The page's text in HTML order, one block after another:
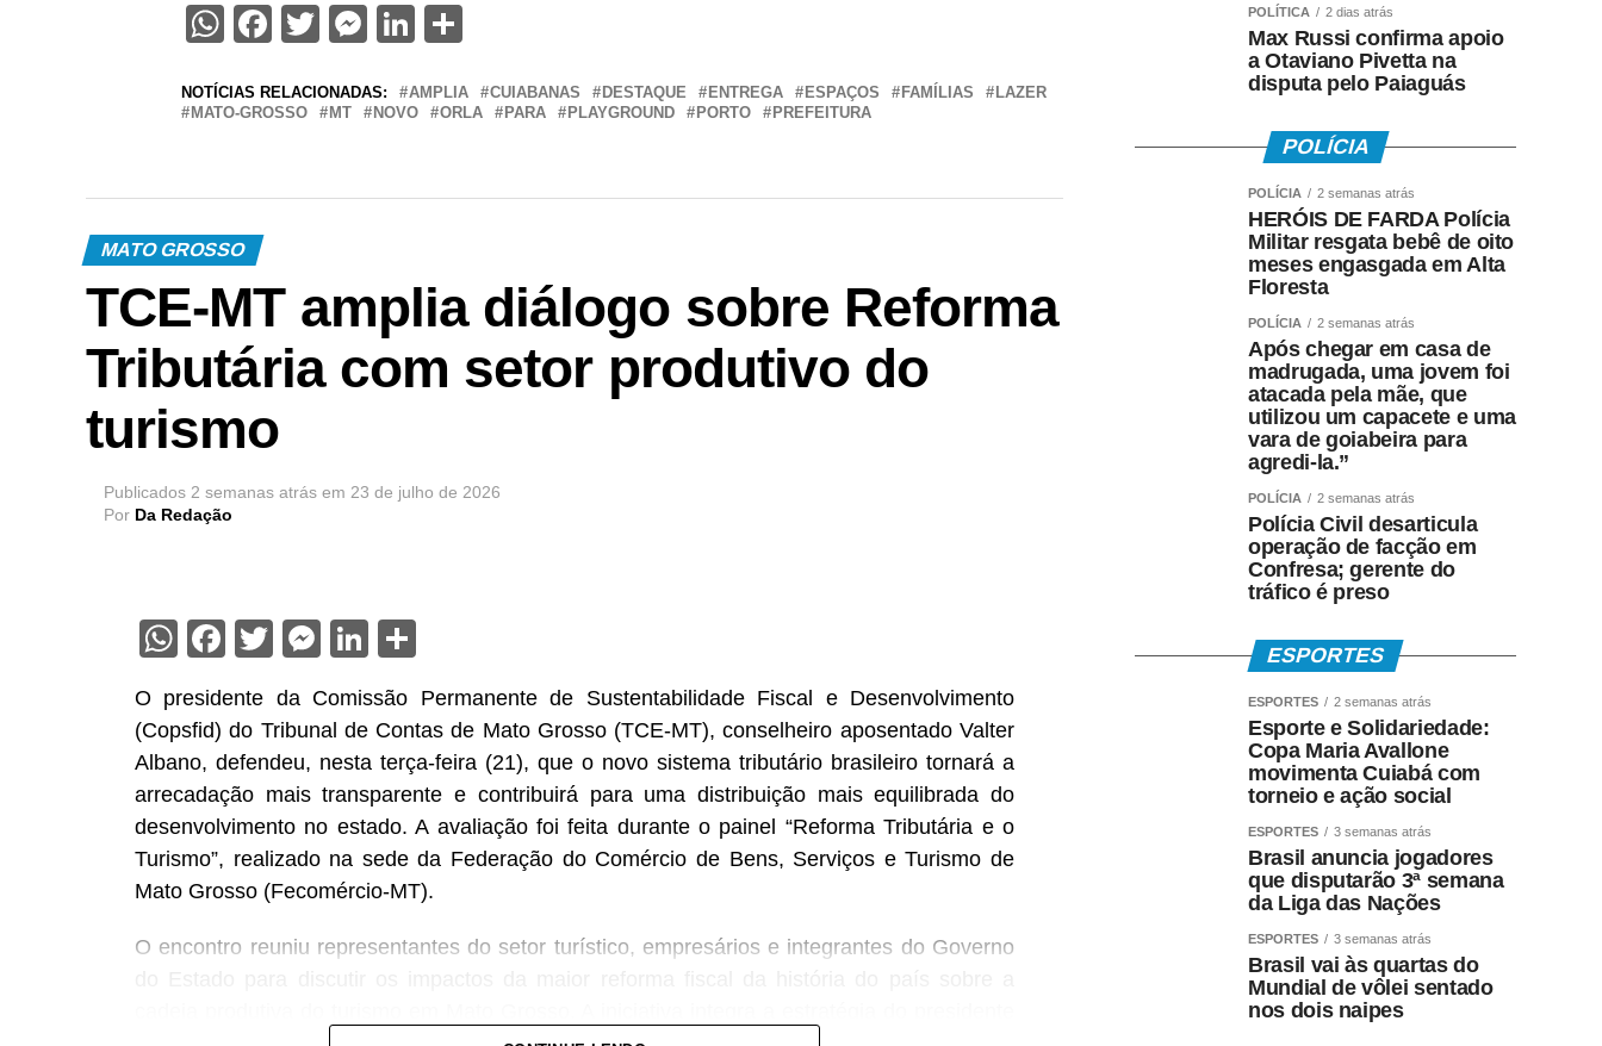
WhatsApp
Facebook
Twitter
Messenger
LinkedIn
NOTÍCIAS RELACIONADAS: AMPLIA CUIABANAS DESTAQUE ENTREGA ESPAÇOS FAMÍLIAS
LAZER
MATO-GROSSO
MT NOVO ORLA PARA PLAYGROUND PORTO PREFEITURA
MATO GROSSO
TCE-MT amplia diálogo sobre Reforma
Tributária com setor produtivo do
turismo
Publicados 2 semanas atrás em 23 de julho de 2026
Por Da Redação
WhatsApp
Facebook
Twitter
Messenger
LinkedIn
O presidente da Comissão Permanente de Sustentabilidade Fiscal e Desenvolvimento
(Copsfid) do Tribunal de Contas de Mato Grosso (TCE-MT), conselheiro aposentado Valter
Albano, defendeu, nesta terça-feira (21), que o novo sistema tributário brasileiro tornará a
arrecadação mais transparente e contribuirá para uma distribuição mais equilibrada do
desenvolvimento no estado. A avaliação foi feita durante o painel “Reforma Tributária e o
Turismo”, realizado na sede da Federação do Comércio de Bens, Serviços e Turismo de
Mato Grosso (Fecomércio-MT).
O encontro reuniu representantes do setor turístico, empresários e integrantes do Governo
POLÍTICA 2 dias atrás
Max Russi confirma apoio
a Otaviano Pivetta na
disputa pelo Paiaguás
POLÍCIA
POLÍCIA 2 semanas atrás
HERÓIS DE FARDA Polícia
Militar resgata bebê de oito
meses engasgada em Alta
Floresta
POLÍCIA 2 semanas atrás
Após chegar em casa de
madrugada, uma jovem foi
atacada pela mãe, que
utilizou um capacete e uma
vara de goiabeira para
agredi-la.”
POLÍCIA 2 semanas atrás
Polícia Civil desarticula
operação de facção em
Confresa; gerente do
tráfico é preso
ESPORTES
ESPORTES 2 semanas atrás
Esporte e Solidariedade:
Copa Maria Avallone
movimenta Cuiabá com
torneio e ação social
ESPORTES 3 semanas atrás
Brasil anuncia jogadores
que disputarão 3ª semana
da Liga das Nações
ESPORTES 3 semanas atrás
Brasil vai às quartas do
Mundial de vôlei sentado
nos dois naipes